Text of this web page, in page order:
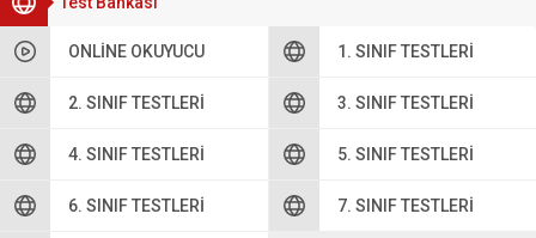
ONLINE OKUYUCU 1. SINIF TESTLERI
2. SINIF TESTLERI 3. SINIF TESTLERI
4. SINIF TESTLERI 5. SINIF TESTLERI
6. SINIF TESTLERI 7. SINIF TESTLERI